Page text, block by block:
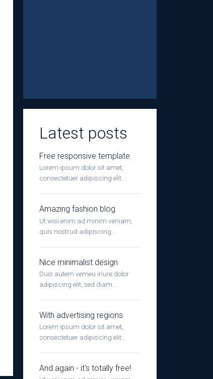
Latest posts
Free responsive template
Lorem ipsum dolor sit amet,
consectetuer adipiscing elit...
Amazing fashion blog
Ut wisi enim ad minim veniam,
quis nostrud adipiscing...
Nice minimalist design
Duis autem vemeu iriure dolor
adipiscing elit, sed diam...
With advertising regions
Lorem ipsum dolor sit amet,
consectetuer adipiscing elit...
And again - it's totally free!